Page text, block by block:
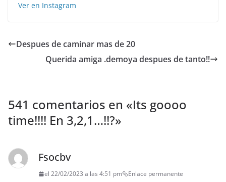
Ver en Instagram
Despues de caminar mas de 20
Querida amiga .demoya despues de tanto!!
541 comentarios en «Its goooo
time!!!! En 3,2,1…!!?»
Fsocbv
el 22/02/2023 a las 4:51 pm Enlace permanente